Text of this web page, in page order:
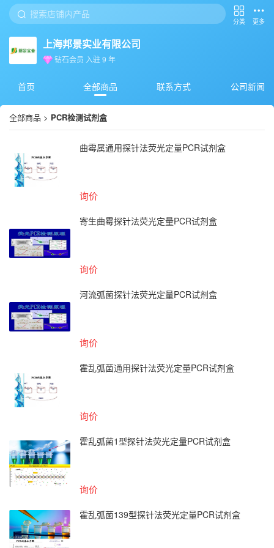
分类 更多
上海邦景实业有限公司
钻石会员 入驻9 年
首页 全部商品 联系方式 公司新闻
全部商品 > PCR检测试剂盒
曲霉属通用探针法荧光定量PCR试剂盒
询价
寄生曲霉探针法荧光定量PCR试剂盒
询价
河流弧菌探针法荧光定量PCR试剂盒
询价
霍乱弧菌通用探针法荧光定量PCR试剂盒
询价
霍乱弧菌1型探针法荧光定量PCR试剂盒
询价
霍乱弧菌139型探针法荧光定量PCR试剂盒